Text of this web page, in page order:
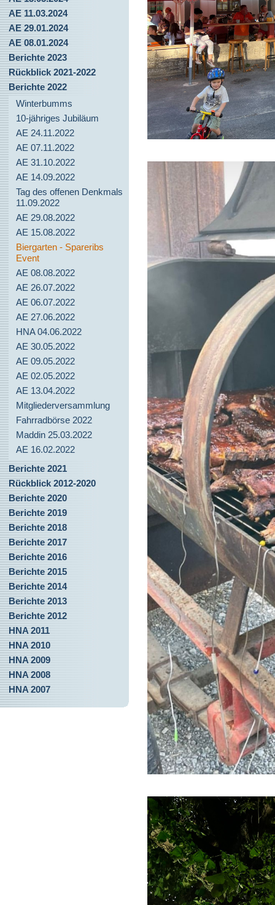
AE 11.03.2024
AE 29.01.2024
AE 08.01.2024
Berichte 2023
Rückblick 2021-2022
Berichte 2022
Winterbumms
10-jähriges Jubiläum
AE 24.11.2022
AE 07.11.2022
AE 31.10.2022
AE 14.09.2022
Tag des offenen Denkmals
11.09.2022
AE 29.08.2022
AE 15.08.2022
Biergarten - Spareribs
Event
AE 08.08.2022
AE 26.07.2022
AE 06.07.2022
AE 27.06.2022
HNA 04.06.2022
AE 30.05.2022
AE 09.05.2022
AE 02.05.2022
AE 13.04.2022
Mitgliederversammlung
Fahrradbörse 2022
Maddin 25.03.2022
AE 16.02.2022
Berichte 2021
Rückblick 2012-2020
Berichte 2020
Berichte 2019
Berichte 2018
Berichte 2017
Berichte 2016
Berichte 2015
Berichte 2014
Berichte 2013
Berichte 2012
HNA 2011
HNA 2010
HNA 2009
HNA 2008
HNA 2007